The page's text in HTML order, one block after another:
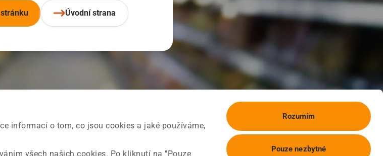
informací o tom, co jsou cookies a jaké používáme,
všech našich cookies. Po kliknutí na "Pouze
Rozumím
Pouze nezbytné
Úvodní strana